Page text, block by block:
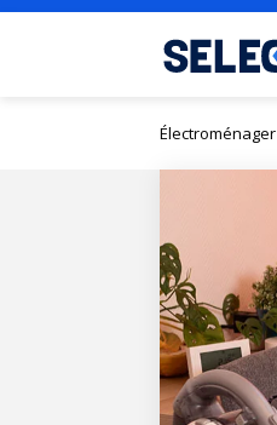
Électroménager